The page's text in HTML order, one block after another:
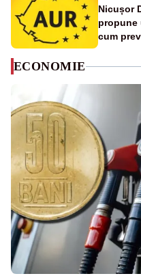
Nicușor
propune
cum
ECONOMIE